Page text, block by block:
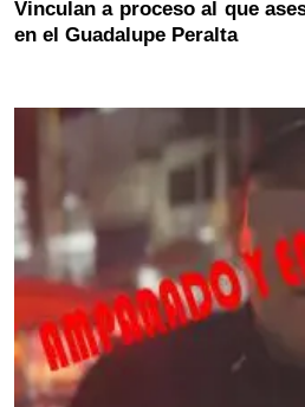
Vinculan a proceso al que
en el Guadalupe Peralta